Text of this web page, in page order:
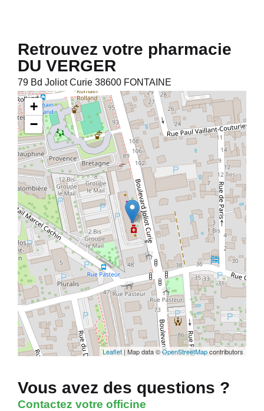
Retrouvez votre pharmacie
DU VERGER
79 Bd Joliot Curie 38600 FONTAINE
+
−
Leaflet | Map data ©OpenStreetMapcontributors
Vous avez des questions ?
Contactez votre officine